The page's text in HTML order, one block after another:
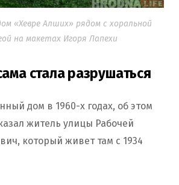
«Хевре Алших» рядом с хоральной
на макетах Игоря Лапехи
стала разрушаться
дом в 1960-х годах, об этом
житель улицы Рабочей
который живет там с 1934